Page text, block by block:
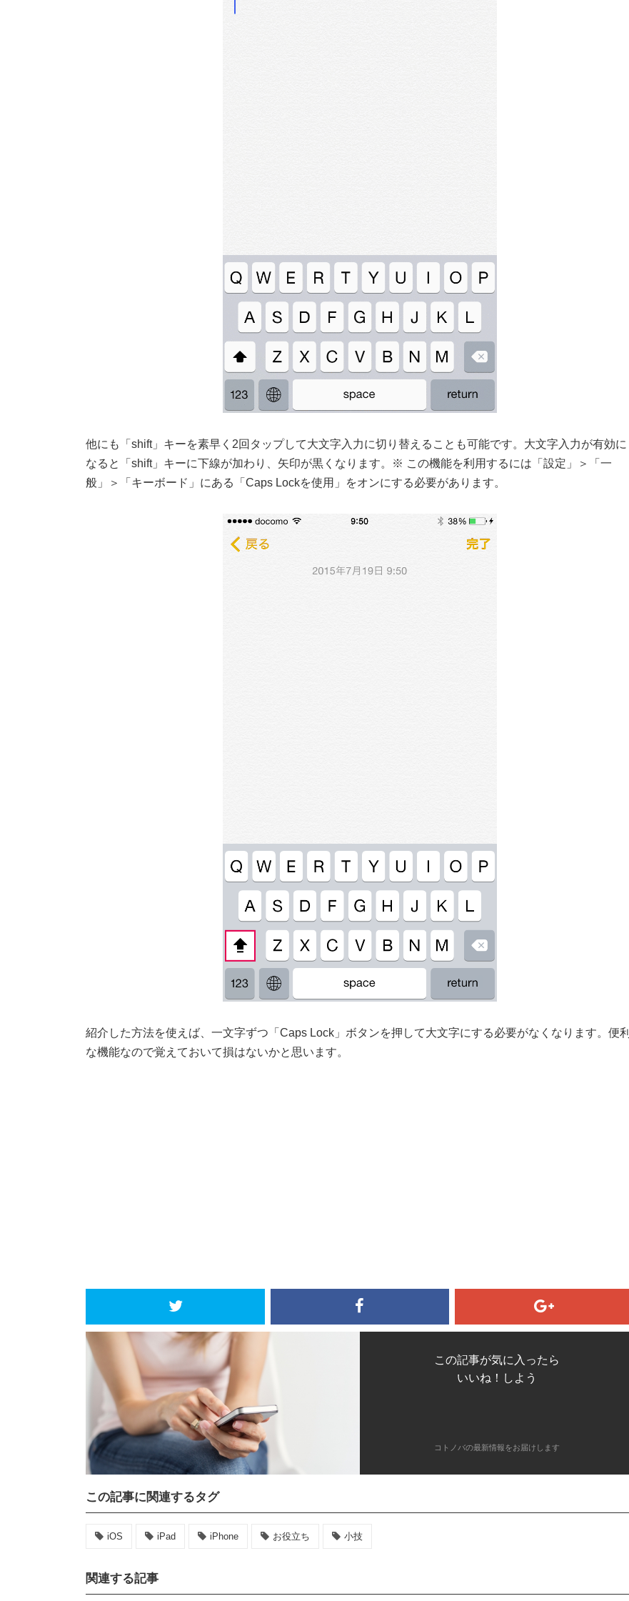
他にも「shift」キーを素早く2回タップして大文字入力に切り替えることも可能です。大文字入力が有効に
なると「shift」キーに下線が加わり、矢印が黒くなります。※ この機能を利用するには「設定」＞「一
般」＞「キーボード」にある「Caps Lockを使用」をオンにする必要があります。
紹介した方法を使えば、一文字ずつ「Caps Lock」ボタンを押して大文字にする必要がなくなります。便利
な機能なので覚えておいて損はないかと思います。
この記事が気に入ったら
いいね！しよう
コトノバの最新情報をお届けします
この記事に関連するタグ
iOS iPad iPhone お役立ち 小技
関連する記事